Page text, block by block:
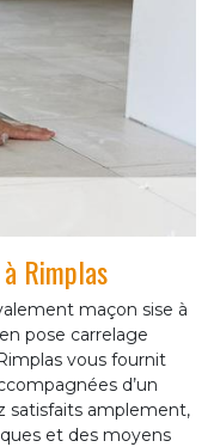
Rimplas
maçon sise à
pose carrelage
vous fournit
d’un
satisfaits amplement,
et des moyens